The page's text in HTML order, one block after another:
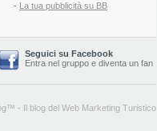
- La tua pubblicità su BB
Seguici su Facebook
Entra nel gruppo e diventa un fan
™ - Il blog del Web Marketing Turistico